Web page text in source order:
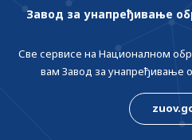
Завод за унапређивање
Све сервисе на Националном
вам Завод за унапређивање